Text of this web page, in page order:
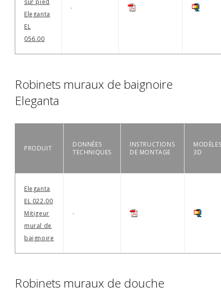
sur pied
Eleganta
EL
056.00
-
Robinets muraux de baignoire
Eleganta
PRODUIT
DONNÉES
TECHNIQUES
INSTRUCTIONS
DE MONTAGE
3D
Eleganta
EL 022.00
Mitigeur
mural de
baignoire
-
Robinets muraux de douche